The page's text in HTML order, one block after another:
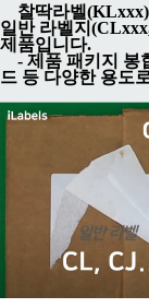
찰딱라벨(KLxxx)
일반 라벨지
제품입니다.
- 제품 패키지 봉
드 등 다양한 용도